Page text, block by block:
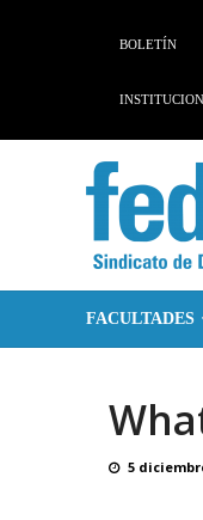
BOLETÍN
FACULTADES
5